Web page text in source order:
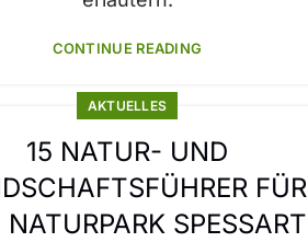
CONTINUE READING
AKTUELLES
15 NATUR- UND
FÜR
NATURPARK SPESSART